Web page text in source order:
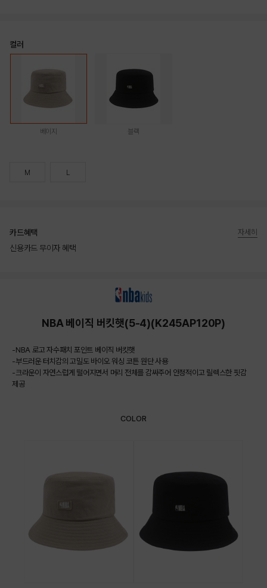
컬러
베이지 블랙
M L
카드혜택
신용카드 무이자 혜택
자세히
NBA 베이직 버킷햇(5-4)(K245AP120P)
-NBA 로고 자수패치 포인트 베이직 버킷햇
-부드러운 터치감의 고밀도 바이오 워싱 코튼 원단 사용
-크라운이 자연스럽게 떨어지면서 머리 전체를 감싸주어 안정적이고 릴렉스한 핏감
제공
COLOR